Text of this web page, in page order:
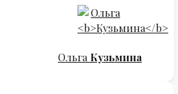
Ольга Кузьмина